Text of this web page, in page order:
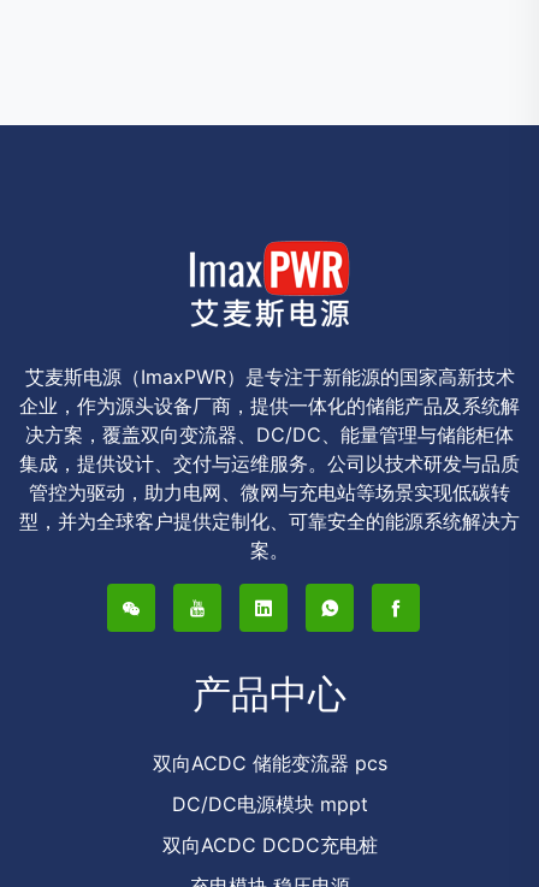
艾麦斯电源（ImaxPWR）是专注于新能源的国家高新技术
企业，作为源头设备厂商，提供一体化的储能产品及系统解
决方案，覆盖双向变流器、DC/DC、能量管理与储能柜体
集成，提供设计、交付与运维服务。公司以技术研发与品质
管控为驱动，助力电网、微网与充电站等场景实现低碳转
型，并为全球客户提供定制化、可靠安全的能源系统解决方
案。
产品中心
双向ACDC 储能变流器 pcs
DC/DC电源模块 mppt
双向ACDC DCDC充电桩